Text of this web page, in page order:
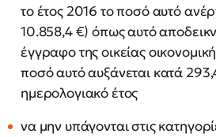
το έτος 2016 το ποσό αυτό
10.858,4 €) όπως αυτό
έγγραφο της οικείας
ποσό αυτό αυξάνεται κατά
ημερολογιακό έτος
να μην υπάγονται στις